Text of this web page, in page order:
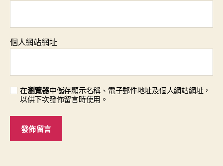
個人網站網址
在瀏覽器中儲存顯示名稱、電子郵件地址及個人網站網址，
以供下次發佈留言時使用。